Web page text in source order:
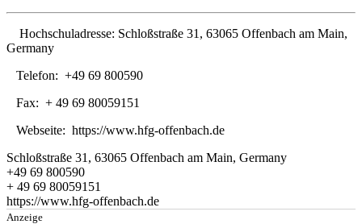
Hochschuladresse: Schloßstraße 31, 63065 Offenbach am Main,
Germany
Telefon: +49 69 800590
Fax: + 49 69 80059151
Webseite: https://www.hfg-offenbach.de
Schloßstraße 31, 63065 Offenbach am Main, Germany
+49 69 800590
+ 49 69 80059151
https://www.hfg-offenbach.de
Anzeige